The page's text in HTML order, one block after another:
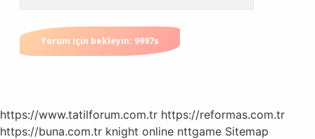
https://www.tatilforum.com.tr https://reformas.com.tr
https://buna.com.tr knight online nttgame Sitemap